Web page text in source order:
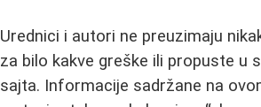
Urednici i autori ne preuzimaju
za bilo kakve greške ili propuste u
sajta. Informacije sadržane na